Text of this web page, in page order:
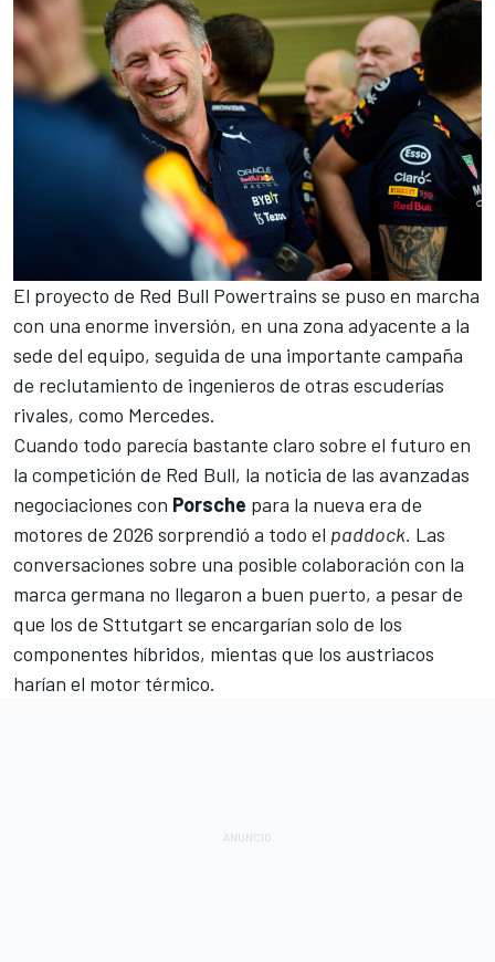
El proyecto de Red Bull Powertrains se puso en marcha
con una enorme inversión, en una zona adyacente a la
sede del equipo, seguida de una importante campaña
de reclutamiento de ingenieros de otras escuderías
rivales, como Mercedes.
Cuando todo parecía bastante claro sobre el futuro en
la competición de Red Bull, la noticia de las avanzadas
negociaciones con Porsche para la nueva era de
motores de 2026 sorprendió a todo el paddock. Las
conversaciones sobre una posible colaboración con la
marca germana no llegaron a buen puerto, a pesar de
que los de Sttutgart se encargarían solo de los
componentes híbridos, mientas que los austriacos
harían el motor térmico.